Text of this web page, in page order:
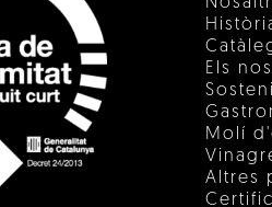
Els
Molí
Altres